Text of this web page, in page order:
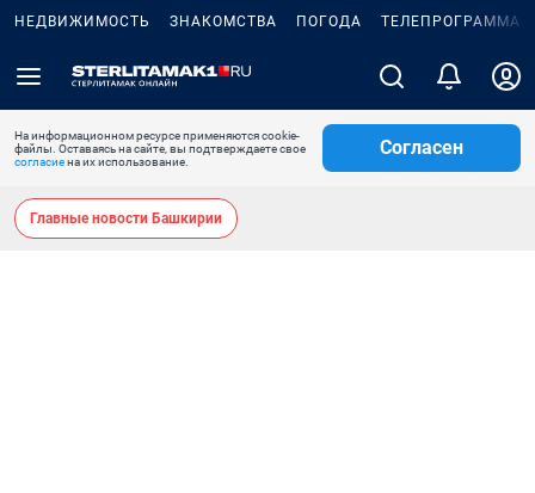
НЕДВИЖИМОСТЬ ЗНАКОМСТВА ПОГОДА ТЕЛЕПРОГРАММА
На информационном ресурсе применяются cookie-
файлы. Оставаясь на сайте, вы подтверждаете свое
согласиена их использование.
Согласен
Главные новости Башкирии